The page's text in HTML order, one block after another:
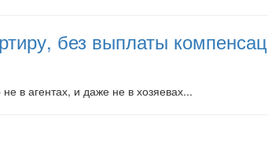
без выплаты
в агентах, и даже не в хозяевах...